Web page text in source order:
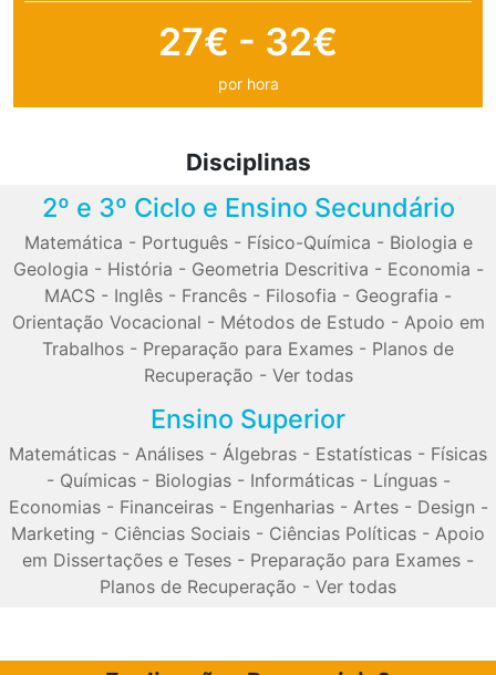
27€ - 32€
por hora
Disciplinas
2º e 3º Ciclo e Ensino Secundário
Matemática - Português- Físico-Química - Biologia e
Geologia - História - Geometria Descritiva - Economia -
MACS - Inglês - Francês - Filosofia - Geografia -
Orientação Vocacional - Métodos de Estudo - Apoio em
Trabalhos - Preparação para Exames - Planos de
Recuperação - Ver todas
Ensino Superior
Matemáticas - Análises - Álgebras - Estatísticas - Físicas
- Químicas- Biologias- Informáticas- Línguas-
Economias- Financeiras- Engenharias- Artes- Design -
Marketing - Ciências Sociais - Ciências Políticas - Apoio
em Dissertações e Teses - Preparação para Exames -
Planos de Recuperação - Ver todas